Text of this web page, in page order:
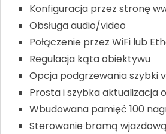
Konfiguracja przez stronę
Obsługa audio/video
Połączenie przez WiFi lub
Regulacja kąta obiektywu
Opcja podgrzewania szybki
Prosta i szybka aktualizacja
Wbudowana pamięć 100
Sterowanie bramą wjazdową